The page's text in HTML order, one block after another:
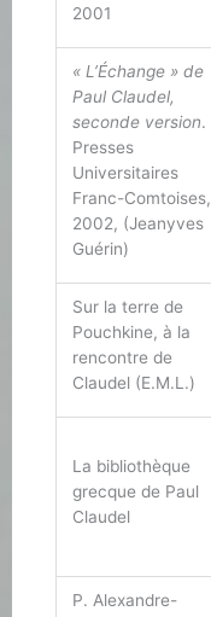
2001
« L’Échange » de
Paul Claudel,
seconde version.
Presses
Universitaires
Franc-Comtoises,
2002, (Jeanyves
Guérin)
Sur la terre de
Pouchkine, à la
rencontre de
Claudel (E.M.L.)
La bibliothèque
grecque de Paul
Claudel
P. Alexandre-